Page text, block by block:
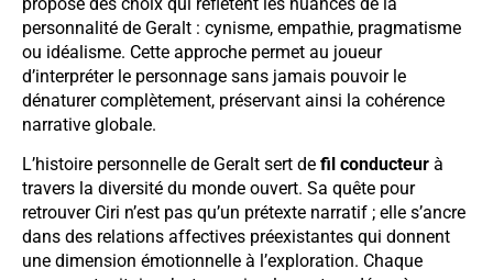
personnalité de Geralt : cynisme, empathie, pragmatisme
ou idéalisme. Cette approche permet au joueur
d’interpréter le personnage sans jamais pouvoir le
dénaturer complètement, préservant ainsi la cohérence
narrative globale.
L’histoire personnelle de Geralt sert de fil conducteur à
travers la diversité du monde ouvert. Sa quête pour
retrouver Ciri n’est pas qu’un prétexte narratif ; elle s’ancre
dans des relations affectives préexistantes qui donnent
une dimension émotionnelle à l’exploration. Chaque